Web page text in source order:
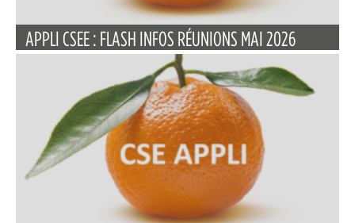
APPLI CSEE : FLASH INFOS RÉUNIONS MAI 2026